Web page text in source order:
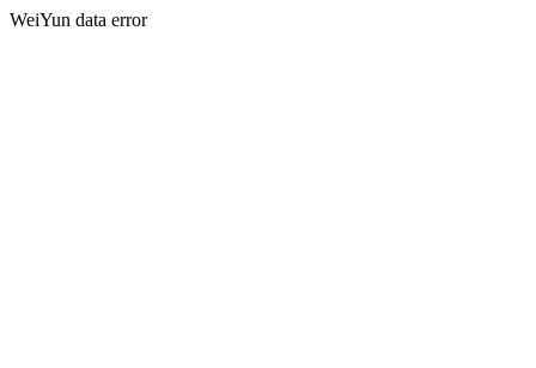
WeiYun data error